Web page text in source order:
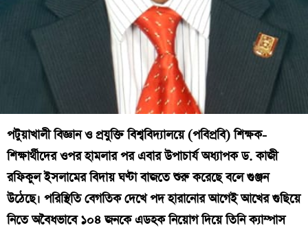
পটুয়াখালী বিজ্ঞান ও প্রযুক্তি বিশ্ববিদ্যালয়ে (পবিপ্রবি) শিক্ষক-
শিক্ষার্থীদের ওপর হামলার পর এবার উপাচার্য অধ্যাপক ড. কাজী
রফিকুল ইসলামের বিদায় ঘণ্টা বাজতে শুরু করেছে বলে গুঞ্জন
উঠেছে। পরিস্থিতি বেগতিক দেখে পদ হারানোর আগেই আখের গুছিয়ে
নিতে অবৈধভাবে ১০৪ জনকে এডহক নিয়োগ দিয়ে তিনি ক্যাম্পাস